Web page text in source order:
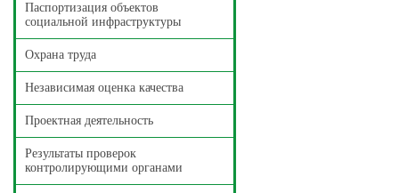
Паспортизация объектов
социальной инфраструктуры
Охрана труда
Независимая оценка качества
Проектная деятельность
Результаты проверок
контролирующими органами